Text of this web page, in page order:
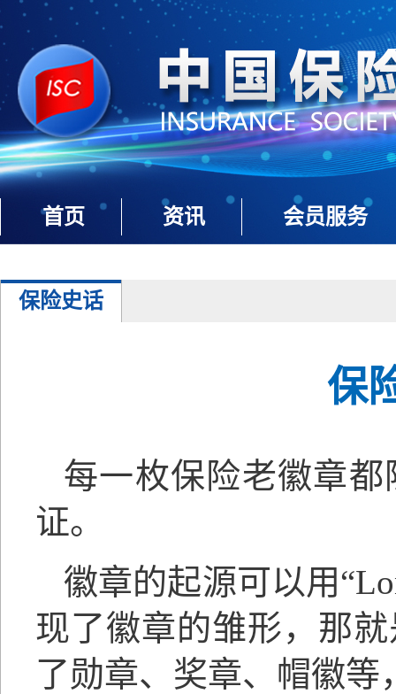
首页 资讯 会员服务
保险史话
保
每一枚保险老徽章都
证。
徽章的起源可以用
现了徽章的雏形，那
了勋章、奖章、帽徽